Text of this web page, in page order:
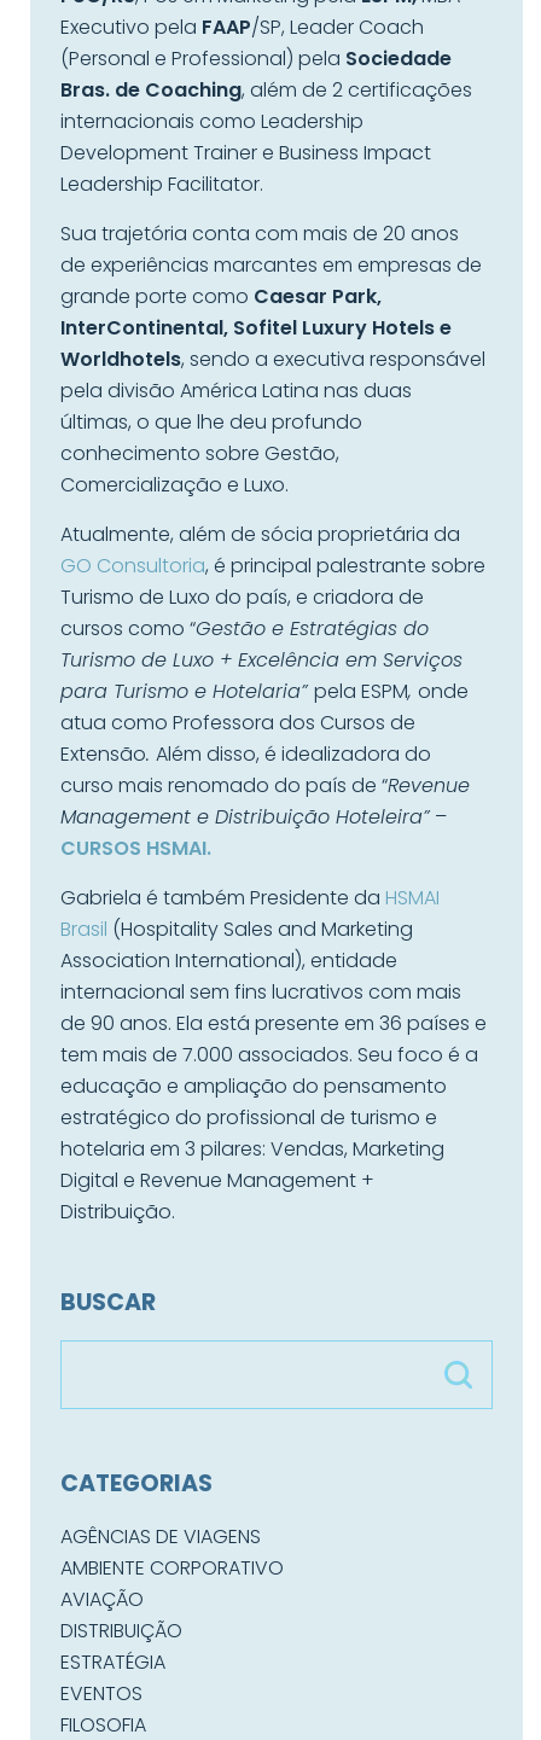
Executivo pela FAAP/SP, Leader Coach
(Personal e Professional) pela Sociedade
Bras. de Coaching, além de 2 certificações
internacionais como Leadership
Development Trainer e Business Impact
Leadership Facilitator.
Sua trajetória conta com mais de 20 anos
de experiências marcantes em empresas de
grande porte como Caesar Park,
InterContinental, Sofitel Luxury Hotels e
Worldhotels, sendo a executiva responsável
pela divisão América Latina nas duas
últimas, o que lhe deu profundo
conhecimento sobre Gestão,
Comercialização e Luxo.
Atualmente, além de sócia proprietária da
GO Consultoria, é principal palestrante sobre
Turismo de Luxo do país, e criadora de
cursos como “Gestão e Estratégias do
Turismo de Luxo + Excelência em Serviços
para Turismo e Hotelaria”pela ESPM, onde
atua como Professora dos Cursos de
Extensão. Além disso, é idealizadora do
curso mais renomado do país de “Revenue
Management e Distribuição Hoteleira”–
CURSOS HSMAI.
Gabriela é também Presidente da HSMAI
Brasil (Hospitality Sales and Marketing
Association International), entidade
internacional sem fins lucrativos com mais
de 90 anos. Ela está presente em 36 países e
tem mais de 7.000 associados. Seu foco é a
educação e ampliação do pensamento
estratégico do profissional de turismo e
hotelaria em 3 pilares: Vendas, Marketing
Digital e Revenue Management +
Distribuição.
BUSCAR
CATEGORIAS
AGÊNCIAS DE VIAGENS
AMBIENTE CORPORATIVO
AVIAÇÃO
DISTRIBUIÇÃO
ESTRATÉGIA
EVENTOS
FILOSOFIA